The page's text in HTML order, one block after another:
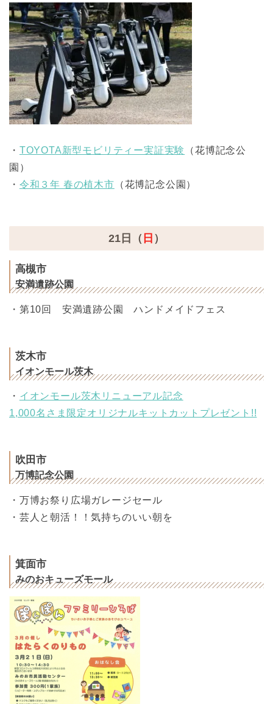
・ TOYOTA新型モビリティー実証実験
（花博記念公
園）
・ 令和３年 春の植木市 （花博記念公園）
21日（ 日 ）
高槻市
安満遺跡公園
・第10回 安満遺跡公園 ハンドメイドフェス
茨木市
イオンモール茨木
・ イオンモール茨木リニューアル記念
1,000名さま限定オリジナルキットカットプレゼント!!
吹田市
万博記念公園
・万博お祭り広場ガレージセール
・芸人と朝活！！気持ちのいい朝を
箕面市
みのおキューズモール